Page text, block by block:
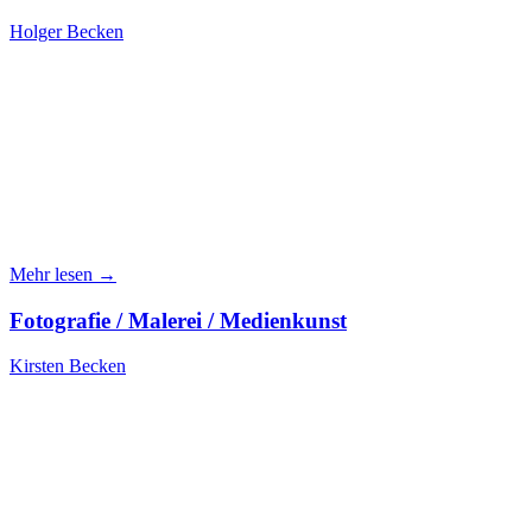
Holger Becken
Mehr lesen →
Fotografie / Malerei / Medienkunst
Kirsten Becken